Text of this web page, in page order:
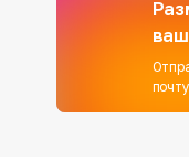
почту